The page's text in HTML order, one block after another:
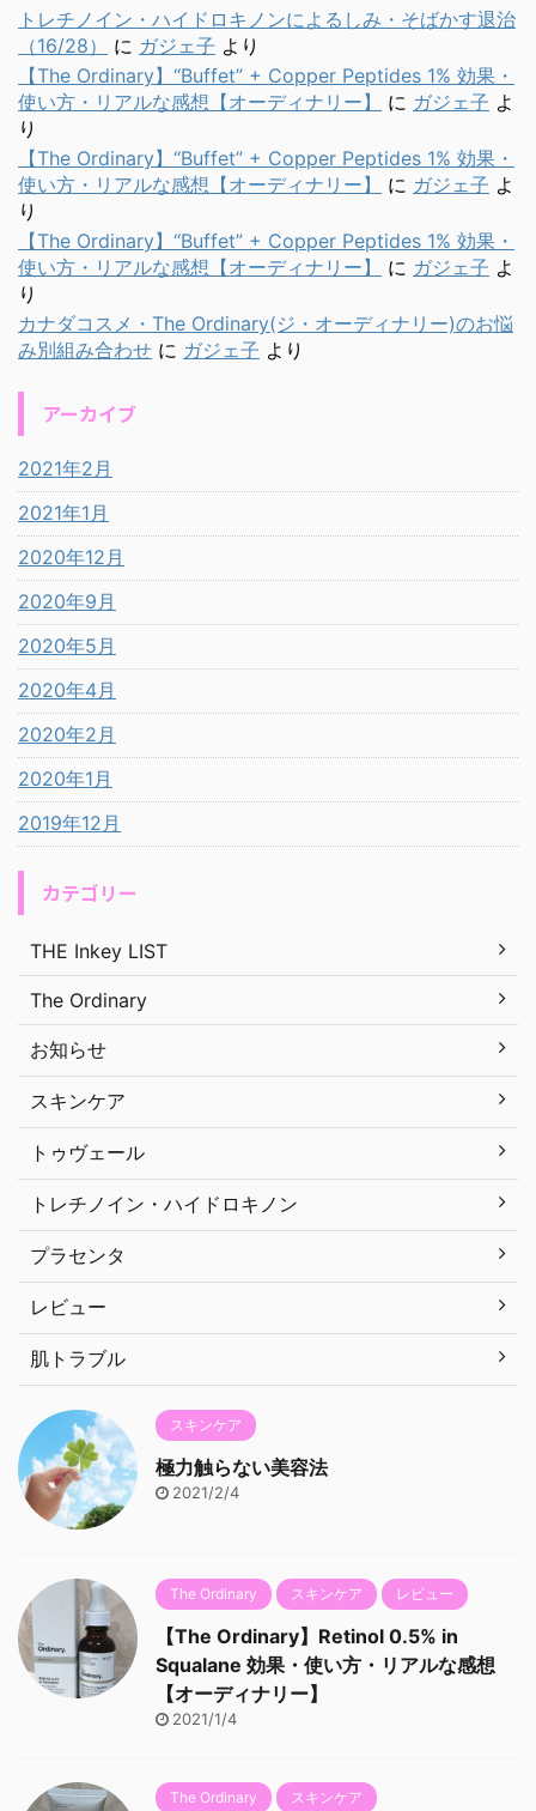
トレチノイン・ハイドロキノンによるしみ・そばかす退治
（16/28）
に ガジェ子 より
【The Ordinary】“Buffet” + Copper Peptides 1% 効果・
使い方・リアルな感想【オーディナリー】
に ガジェ子 よ
り
【The Ordinary】“Buffet” + Copper Peptides 1% 効果・
使い方・リアルな感想【オーディナリー】
に ガジェ子 よ
り
【The Ordinary】“Buffet” + Copper Peptides 1% 効果・
使い方・リアルな感想【オーディナリー】
に ガジェ子 よ
り
カナダコスメ・The Ordinary(ジ・オーディナリー)のお悩
み別組み合わせ に ガジェ子 より
アーカイブ
2021年2月
2021年1月
2020年12月
2020年9月
2020年5月
2020年4月
2020年2月
2020年1月
2019年12月
カテゴリー
THE Inkey LIST
The Ordinary
お知らせ
スキンケア
トゥヴェール
トレチノイン・ハイドロキノン
プラセンタ
レビュー
肌トラブル
スキンケア
極力触らない美容法
2021/2/4
The Ordinary スキンケア レビュー
【The Ordinary】Retinol 0.5% in
Squalane 効果・使い方・リアルな感想
【オーディナリー】
2021/1/4
The Ordinary スキンケア